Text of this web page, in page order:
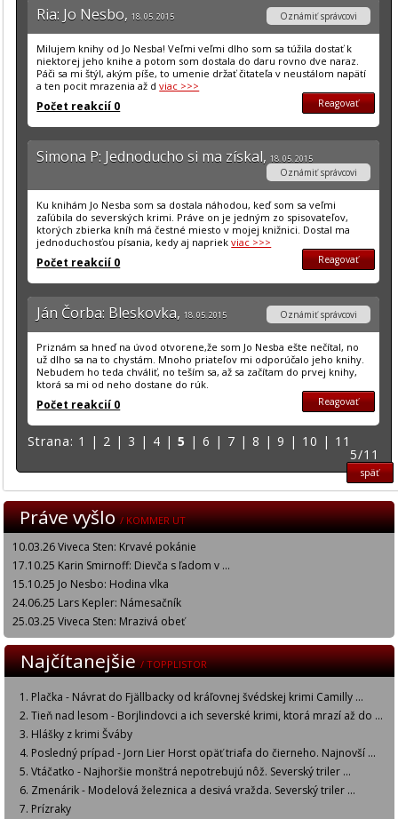
Ria: Jo Nesbo,18. 05. 2015 Oznámiť správcovi
Milujem knihy od Jo Nesba! Veľmi veľmi dlho som sa túžila dostať k
niektorej jeho knihe a potom som dostala do daru rovno dve naraz.
Páči sa mi štýl, akým píše, to umenie držať čitateľa v neustálom napätí
a ten pocit mrazenia až dviac >>>
Počet reakcií 0 Reagovať
Simona P: Jednoducho si ma získal,18. 05. 2015
Oznámiť správcovi
Ku knihám Jo Nesba som sa dostala náhodou, keď som sa veľmi
zaľúbila do severských krimi. Práve on je jedným zo spisovateľov,
ktorých zbierka kníh má čestné miesto v mojej knižnici. Dostal ma
jednoduchosťou písania, kedy aj napriekviac >>>
Počet reakcií 0 Reagovať
Ján Čorba: Bleskovka,18. 05. 2015 Oznámiť správcovi
Priznám sa hneď na úvod otvorene,že som Jo Nesba ešte nečítal, no
už dlho sa na to chystám. Mnoho priateľov mi odporúčalo jeho knihy.
Nebudem ho teda chváliť, no teším sa, až sa začítam do prvej knihy,
ktorá sa mi od neho dostane do rúk.
Počet reakcií 0 Reagovať
Strana: 1 | 2 | 3 | 4 |5 |6 | 7 |8 |9 | 10 | 11
5/11
späť
Práve vyšlo/ KOMMER UT
10.03.26 Viveca Sten: Krvavé pokánie
17.10.25 Karin Smirnoff: Dievča s ľadom v ...
15.10.25 Jo Nesbo: Hodina vlka
24.06.25 Lars Kepler: Námesačník
25.03.25 Viveca Sten: Mrazivá obeť
Najčítanejšie/ TOPPLISTOR
Plačka - Návrat do Fjällbacky od kráľovnej švédskej krimi Camilly ...
Tieň nad lesom - Borjlindovci a ich severské krimi, ktorá mrazí až do ...
Hlášky z krimi Šváby
Posledný prípad - Jorn Lier Horst opäť triafa do čierneho. Najnovší ...
Vtáčatko - Najhoršie monštrá nepotrebujú nôž. Severský triler ...
Zmenárik - Modelová železnica a desivá vražda. Severský triler ...
Prízraky